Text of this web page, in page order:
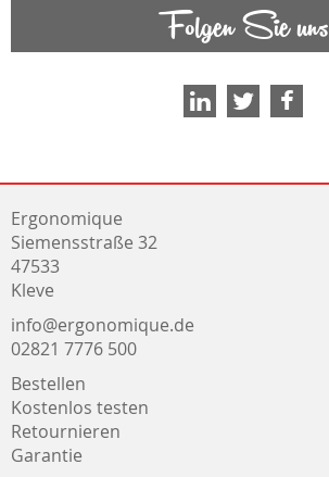
Folgen Sie uns
Ergonomique
Siemensstraße 32
47533
Kleve
info@ergonomique.de
02821 7776 500
Bestellen
Kostenlos testen
Retournieren
Garantie